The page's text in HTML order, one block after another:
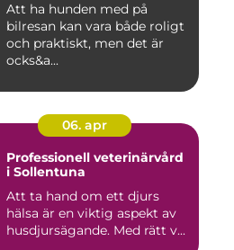
Att ha hunden med på
bilresan kan vara både roligt
och praktiskt, men det är
ocks&a...
06. apr
Professionell veterinärvård
i Sollentuna
Att ta hand om ett djurs
hälsa är en viktig aspekt av
husdjursägande. Med rätt v...